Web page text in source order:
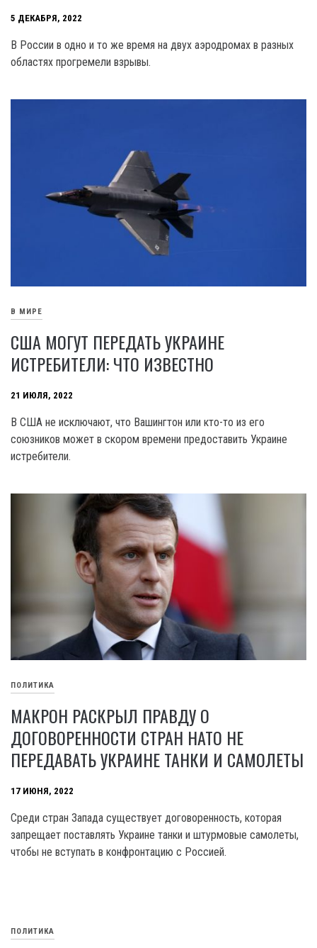
5 ДЕКАБРЯ, 2022
В России в одно и то же время на двух аэродромах в разных
областях прогремели взрывы.
В МИРЕ
США МОГУТ ПЕРЕДАТЬ УКРАИНЕ
ИСТРЕБИТЕЛИ: ЧТО ИЗВЕСТНО
21 ИЮЛЯ, 2022
В США не исключают, что Вашингтон или кто-то из его
союзников может в скором времени предоставить Украине
истребители.
ПОЛИТИКА
МАКРОН РАСКРЫЛ ПРАВДУ О
ДОГОВОРЕННОСТИ СТРАН НАТО НЕ
ПЕРЕДАВАТЬ УКРАИНЕ ТАНКИ И САМОЛЕТЫ
17 ИЮНЯ, 2022
Среди стран Запада существует договоренность, которая
запрещает поставлять Украине танки и штурмовые самолеты,
чтобы не вступать в конфронтацию с Россией.
ПОЛИТИКА